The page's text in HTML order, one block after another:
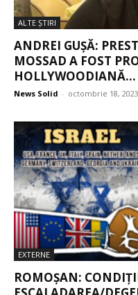
ALTE ŞTIRI
ANDREI GUȘĂ:
MOSSAD A FOST
HOLLYWOODIANĂ...
News Solid - octombrie 18, 2023
EXTERNE
ROMOȘAN: